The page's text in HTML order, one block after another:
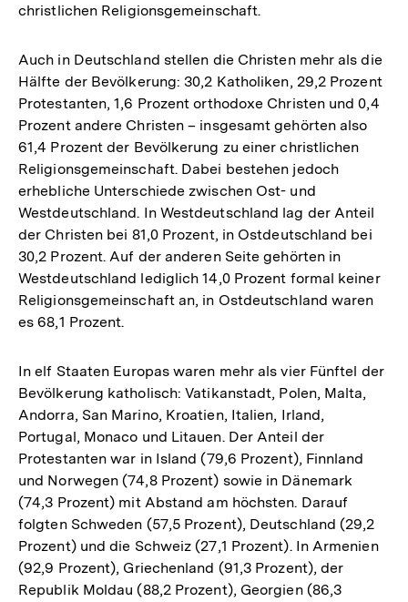
christlichen Religionsgemeinschaft.
Auch in Deutschland stellen die Christen mehr als die
Hälfte der Bevölkerung: 30,2 Katholiken, 29,2 Prozent
Protestanten, 1,6 Prozent orthodoxe Christen und 0,4
Prozent andere Christen – insgesamt gehörten also
61,4 Prozent der Bevölkerung zu einer christlichen
Religionsgemeinschaft. Dabei bestehen jedoch
erhebliche Unterschiede zwischen Ost- und
Westdeutschland. In Westdeutschland lag der Anteil
der Christen bei 81,0 Prozent, in Ostdeutschland bei
30,2 Prozent. Auf der anderen Seite gehörten in
Westdeutschland lediglich 14,0 Prozent formal keiner
Religionsgemeinschaft an, in Ostdeutschland waren
es 68,1 Prozent.
In elf Staaten Europas waren mehr als vier Fünftel der
Bevölkerung katholisch: Vatikanstadt, Polen, Malta,
Andorra, San Marino, Kroatien, Italien, Irland,
Portugal, Monaco und Litauen. Der Anteil der
Protestanten war in Island (79,6 Prozent), Finnland
und Norwegen (74,8 Prozent) sowie in Dänemark
(74,3 Prozent) mit Abstand am höchsten. Darauf
folgten Schweden (57,5 Prozent), Deutschland (29,2
Prozent) und die Schweiz (27,1 Prozent). In Armenien
(92,9 Prozent), Griechenland (91,3 Prozent), der
Republik Moldau (88,2 Prozent), Georgien (86,3